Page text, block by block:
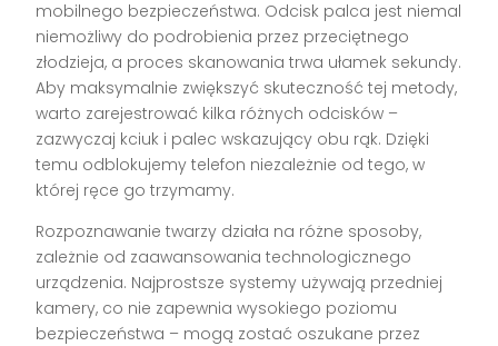
mobilnego bezpieczeństwa. Odcisk palca jest niemal
niemożliwy do podrobienia przez przeciętnego
złodzieja, a proces skanowania trwa ułamek sekundy.
Aby maksymalnie zwiększyć skuteczność tej metody,
warto zarejestrować kilka różnych odcisków –
zazwyczaj kciuk i palec wskazujący obu rąk. Dzięki
temu odblokujemy telefon niezależnie od tego, w
której ręce go trzymamy.
Rozpoznawanie twarzy działa na różne sposoby,
zależnie od zaawansowania technologicznego
urządzenia. Najprostsze systemy używają przedniej
kamery, co nie zapewnia wysokiego poziomu
bezpieczeństwa – mogą zostać oszukane przez